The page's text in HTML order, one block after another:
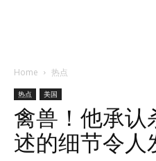
Home 热点
热点 美国
禽兽！他承认
述的细节令人